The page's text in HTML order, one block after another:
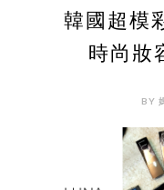
韓國超模
時尚妝
BY